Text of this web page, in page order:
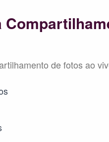
de fotos ao